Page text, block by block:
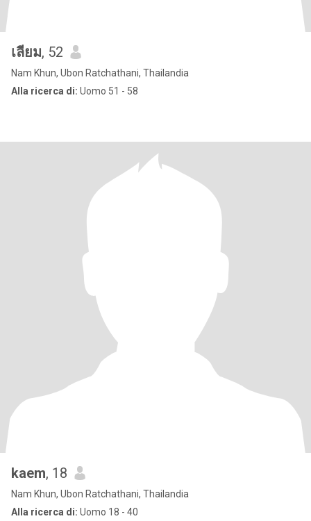
เลียม, 52
Nam Khun, Ubon Ratchathani, Thailandia
Alla ricerca di: Uomo 51 - 58
kaem, 18
Nam Khun, Ubon Ratchathani, Thailandia
Alla ricerca di: Uomo 18 - 40